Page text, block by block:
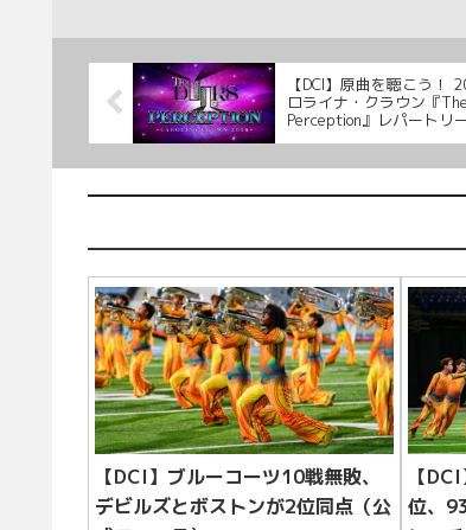
【DCI】原曲を聴こう！
ロライナ・クラウン『
Perception』レパートリ
【DCI】ブルーコーツ10戦無敗、
デビルズとボストンが2位同点（公
【
位、